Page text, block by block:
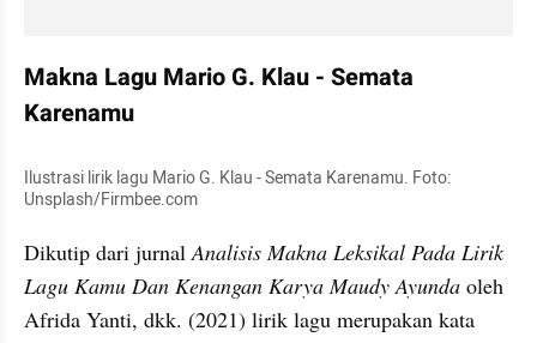
Makna Lagu Mario G. Klau - Semata
Karenamu
Ilustrasi lirik lagu Mario G. Klau - Semata Karenamu. Foto:
Unsplash/Firmbee.com
Dikutip dari jurnal Analisis Makna Leksikal Pada Lirik
Lagu Kamu Dan Kenangan Karya Maudy Ayunda oleh
Afrida Yanti, dkk. (2021) lirik lagu merupakan kata